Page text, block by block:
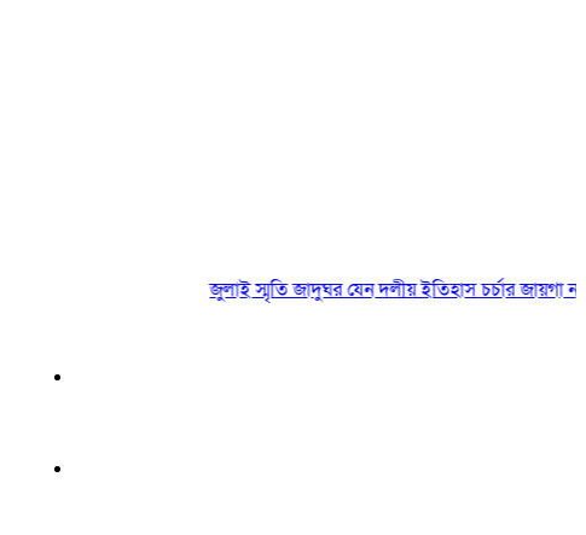
জুলাই স্মৃতি জাদুঘর যেন দলীয় ইতিহাস চর্চার জায়গা না হয়: